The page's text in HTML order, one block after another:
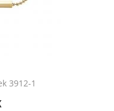
3912-1